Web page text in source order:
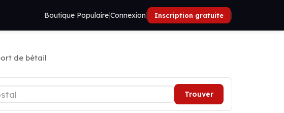
Boutique Populaire|Connexion| Inscription gratuite |
de bétail
Trouver